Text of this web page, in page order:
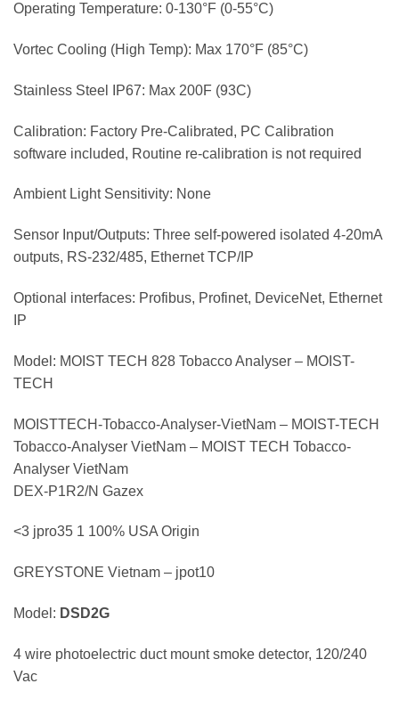
Operating Temperature: 0-130°F (0-55°C)
Vortec Cooling (High Temp): Max 170°F (85°C)
Stainless Steel IP67: Max 200F (93C)
Calibration: Factory Pre-Calibrated, PC Calibration
software included, Routine re-calibration is not required
Ambient Light Sensitivity: None
Sensor Input/Outputs: Three self-powered isolated 4-20mA
outputs, RS-232/485, Ethernet TCP/IP
Optional interfaces: Profibus, Profinet, DeviceNet, Ethernet
IP
Model: MOIST TECH 828 Tobacco Analyser – MOIST-
TECH
MOISTTECH-Tobacco-Analyser-VietNam – MOIST-TECH
Tobacco-Analyser VietNam – MOIST TECH Tobacco-
Analyser VietNam
DEX-P1R2/N Gazex
<3 jpro35 1 100% USA Origin
GREYSTONE Vietnam – jpot10
Model: DSD2G
4 wire photoelectric duct mount smoke detector, 120/240
Vac